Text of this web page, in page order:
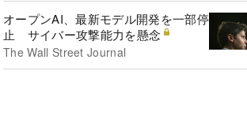
オープンAI、最新モデル開発を一部停
止 サイバー攻撃能力を懸念
The Wall Street Journal